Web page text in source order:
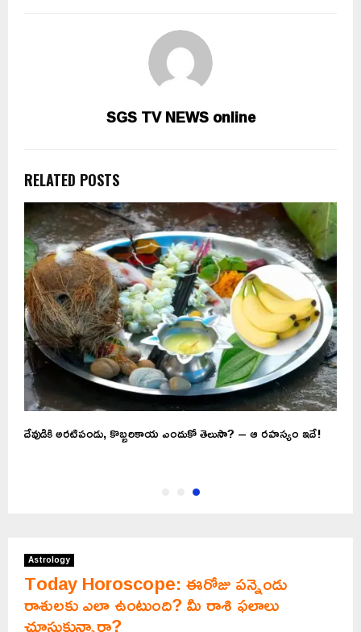
SGS TV NEWS online
RELATED POSTS
దేవుడికి అరటిపండు, కొబ్బరికాయ ఎందుకో తెలుసా? – ఆ రహస్యం ఇదే!
Astrology
Today Horoscope: ఈరోజు పన్నెండు
రాశులకు ఎలా ఉంటుంది? మీ రాశి ఫలాలు